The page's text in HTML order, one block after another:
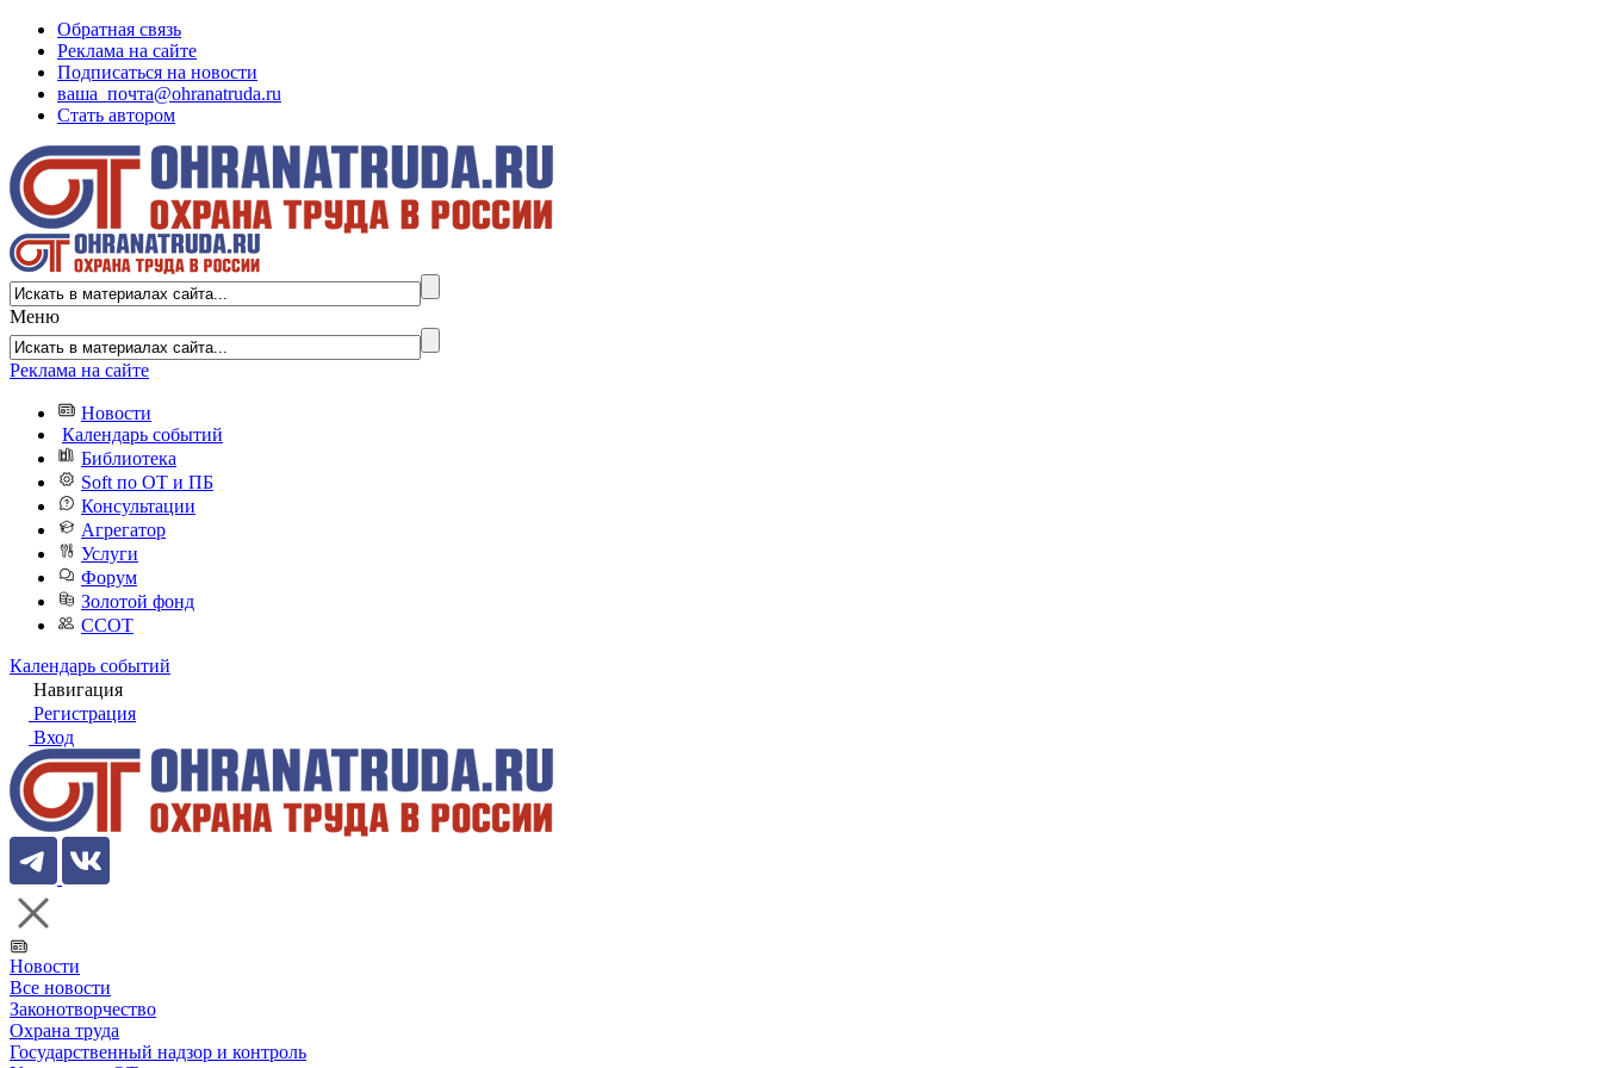
Обратная связь
Реклама на сайте
Подписаться на новости
ваша_почта@ohranatruda.ru
Стать автором
Меню
Реклама на сайте
Новости
Календарь событий
Библиотека
Soft по ОТ и ПБ
Консультации
Агрегатор
Услуги
Форум
Золотой фонд
ССОТ
Календарь событий
Навигация
Регистрация
Вход
Новости
Все новости
Законотворчество
Охрана труда
Государственный надзор и контроль